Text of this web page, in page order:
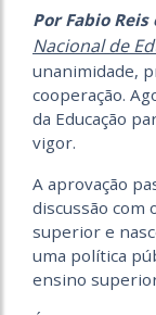
Por Fabio Reis
Nacional de
unanimidade,
cooperação.
da Educação
vigor.
A aprovação
discussão com
superior e
uma política
ensino